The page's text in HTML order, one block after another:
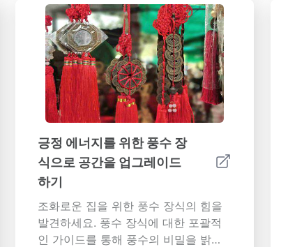
삶의 혁신에 대한 정보를 유지하세요.
신중한 결정을 내리고 지속 가능한 관
행을 채택함으로써 개인은 환경 관리에
크게 기여할 수 있습니다. 오늘 지속 가
능성 운동에 동참하세요!
실용적인 팁을 설명합니다. 나무, 불,
흙, 금속 및 물이라는 다섯 가지 요소를
이해하고 이들의 상호 작용을 통해 조
화를 창출하는 방법을 배우세요. 물건
정리 팁부터 신중한 색상 선택, 자연 요
소의 통합까지, 이 기사는 균형잡힌 평
화로운 생활 공간을 달성하기 위한 실
원칙을 통해 웰빙을 향상시키고 환경을
긍정적인 성소로 변화시키세요.
긍정 에너지를 위한 풍수 장
식으로 공간을 업그레이드
하기
조화로운 집을 위한 풍수 장식의 힘을
발견하세요. 풍수 장식에 대한 포괄적
인 가이드를 통해 풍수의 비밀을 밝혀